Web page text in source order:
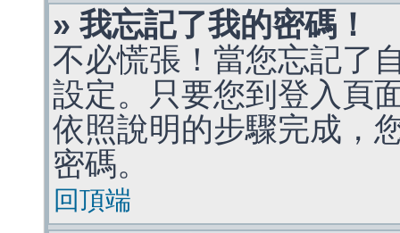
» 我忘記了我的密碼！
不必慌張！當您忘記了
設定。只要您到登入頁
依照說明的步驟完成，
密碼。
回頂端